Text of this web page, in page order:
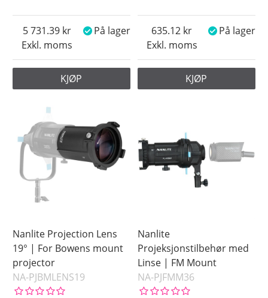
Exkl. moms
5 731.39 På lager
KJØP
Exkl. moms
635.12 På lager
KJØP
Nanlite Projection Lens
19° | For Bowens mount
projector
NA-PJBMLENS19
Nanlite
Projeksjonstilbehør med
Linse | FM Mount
NA-PJFMM36